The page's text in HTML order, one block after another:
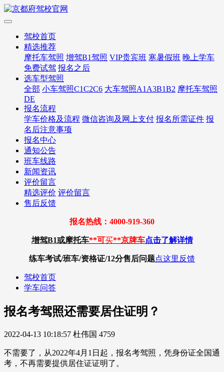
驾校首页
精选推荐
摩托车驾照 增驾B1驾照 VIP贵宾班 寒暑假班 晚上学车
免费试驾 报名之后
选车型驾照
全部 小车驾照C1C2C6 大车驾照A1A3B1B2 摩托车驾照
DE
报名流程
学车价格及流程 微信咨询及网上支付 报名所需证件 报
名后注意事项
报名中心
通知公告
班车线路
新闻资讯
评价留言
精选评价 评价留言
售后反馈
报名热线：4000-919-360
增驾B1或摩托车**可买**京牌车点击了解详情
练车考试/班车/资格证/12分售后问题点这里反馈
驾校首页
学车问答
报名考驾照还需要居住证明？
2022-04-13 10:18:57 杜伟国 4759
不需要了，从2022年4月1日起，报名考驾照，凭身份证全国通
考，不再需要提供居住证证明了。